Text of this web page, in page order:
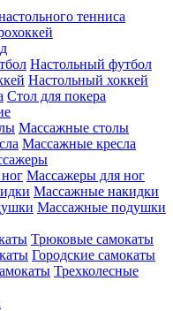
тенниса
Настольный футбол
Настольный хоккей
Стол для покера
Массажные столы
Массажные кресла
Массажеры для ног
Массажные накидки
Массажные подушки
Трюковые самокаты
Городские самокаты
Трехколесные